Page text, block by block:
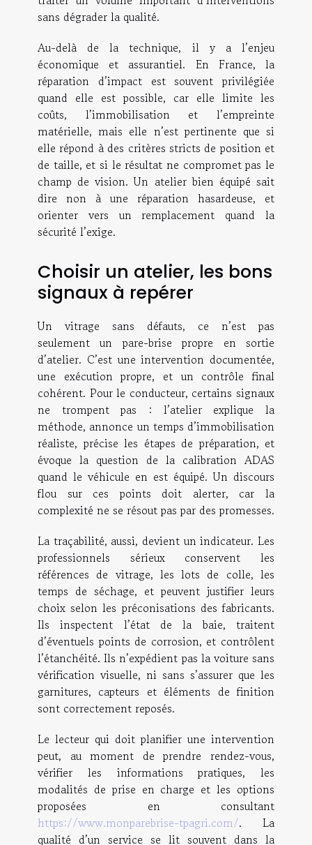
sans dégrader la qualité.
Au-delà de la technique, il y a l’enjeu
économique et assurantiel. En France, la
réparation d’impact est souvent privilégiée
quand elle est possible, car elle limite les
coûts, l’immobilisation et l’empreinte
matérielle, mais elle n’est pertinente que si
elle répond à des critères stricts de position et
de taille, et si le résultat ne compromet pas le
champ de vision. Un atelier bien équipé sait
dire non à une réparation hasardeuse, et
orienter vers un remplacement quand la
sécurité l’exige.
Choisir un atelier, les bons
signaux à repérer
Un vitrage sans défauts, ce n’est pas
seulement un pare-brise propre en sortie
d’atelier. C’est une intervention documentée,
une exécution propre, et un contrôle final
cohérent. Pour le conducteur, certains signaux
ne trompent pas : l’atelier explique la
méthode, annonce un temps d’immobilisation
réaliste, précise les étapes de préparation, et
évoque la question de la calibration ADAS
quand le véhicule en est équipé. Un discours
flou sur ces points doit alerter, car la
complexité ne se résout pas par des promesses.
La traçabilité, aussi, devient un indicateur. Les
professionnels sérieux conservent les
références de vitrage, les lots de colle, les
temps de séchage, et peuvent justifier leurs
choix selon les préconisations des fabricants.
Ils inspectent l’état de la baie, traitent
d’éventuels points de corrosion, et contrôlent
l’étanchéité. Ils n’expédient pas la voiture sans
vérification visuelle, ni sans s’assurer que les
garnitures, capteurs et éléments de finition
sont correctement reposés.
Le lecteur qui doit planifier une intervention
peut, au moment de prendre rendez-vous,
vérifier les informations pratiques, les
modalités de prise en charge et les options
proposées en consultant
https://www.monparebrise-tpagri.com/. La
qualité d’un service se lit souvent dans la